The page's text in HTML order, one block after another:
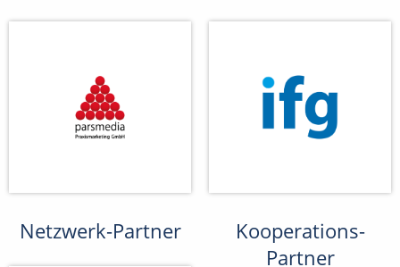
Netzwerk-Partner
Kooperations-
Partner